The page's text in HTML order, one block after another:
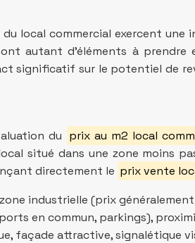
local commercial exercent une
autant d’éléments à
significatif sur le potentiel de
du prix au m2 local
situé dans une zone moins
directement le prix vente
industrielle (prix
en commun, parkings),
façade attractive, signalétique